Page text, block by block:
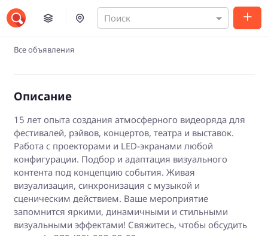
Поиск
Все объявления
Описание
15 лет опыта создания атмосферного видеоряда для
фестивалей, рэйвов, концертов, театра и выставок.
Работа с проекторами и LED-экранами любой
конфигурации. Подбор и адаптация визуального
контента под концепцию события. Живая
визуализация, синхронизация с музыкой и
сценическим действием. Ваше мероприятие
запомнится яркими, динамичными и стильными
визуальными эффектами! Свяжитесь, чтобы обсудить